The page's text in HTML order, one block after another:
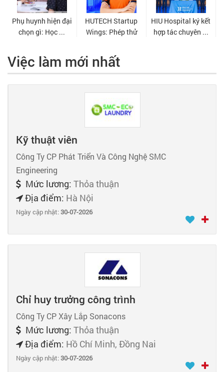
Việc làm mới nhất
Kỹ thuật viên
Công Ty CP Phát Triển Và Công Nghệ SMC
Engineering
Mức lương: Thỏa thuận
Địa điểm: Hà Nội
Ngày cập nhật:30-07-2026
Chỉ huy trưởng công trình
Công Ty CP Xây Lắp Sonacons
Mức lương: Thỏa thuận
Địa điểm: Hồ Chí Minh, Đồng Nai
Ngày cập nhật:30-07-2026